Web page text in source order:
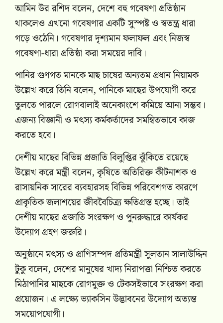
আমিন উর রশিদ বলেন, দেশে বহু গবেষণা প্রতিষ্ঠান
থাকলেও এখনো গবেষণার একটি সুস্পষ্ট ও স্বতন্ত্র ধারা
গড়ে ওঠেনি। গবেষণার দৃশ্যমান ফলাফল এবং নিজস্ব
গবেষণা-ধারা প্রতিষ্ঠা করা সময়ের দাবি।
পানির গুণগত মানকে মাছ চাষের অন্যতম প্রধান নিয়ামক
উল্লেখ করে তিনি বলেন, পানিকে মাছের উপযোগী করে
তুলতে পারলে রোগবালাই অনেকাংশে কমিয়ে আনা সম্ভব।
এজন্য বিজ্ঞানী ও মৎস্য কর্মকর্তাদের সমন্বিতভাবে কাজ
করতে হবে।
দেশীয় মাছের বিভিন্ন প্রজাতি বিলুপ্তির ঝুঁকিতে রয়েছে
উল্লেখ করে মন্ত্রী বলেন, কৃষিতে অতিরিক্ত কীটনাশক ও
রাসায়নিক সারের ব্যবহারসহ বিভিন্ন পরিবেশগত কারণে
প্রাকৃতিক জলাশয়ের জীববৈচিত্র্য ক্ষতিগ্রস্ত হচ্ছে। তাই
দেশীয় মাছের প্রজাতি সংরক্ষণ ও পুনরুদ্ধারে কার্যকর
উদ্যোগ গ্রহণ জরুরি।
অনুষ্ঠানে মৎস্য ও প্রাণিসম্পদ প্রতিমন্ত্রী সুলতান সালাউদ্দিন
টুকু বলেন, দেশের মানুষের খাদ্য নিরাপত্তা নিশ্চিত করতে
মিঠাপানির মাছকে রোগমুক্ত ও টেকসইভাবে সংরক্ষণ করা
প্রয়োজন। এ লক্ষ্যে ভ্যাকসিন উদ্ভাবনের উদ্যোগ অত্যন্ত
সময়োপযোগী।